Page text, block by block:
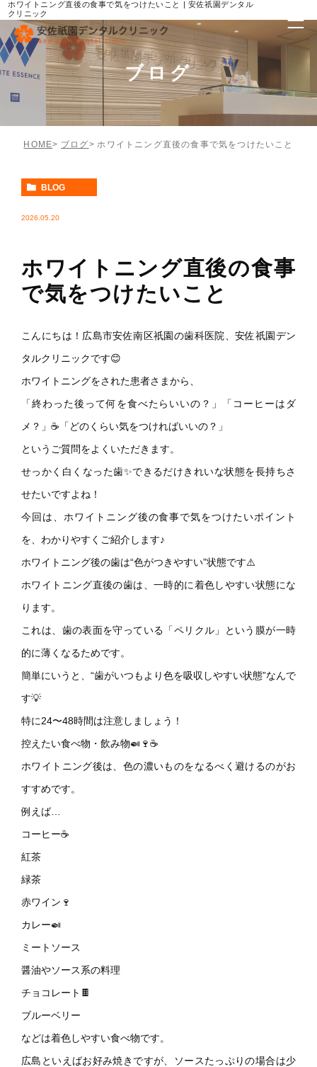
ホワイトニング直後の食事で気をつけたいこと | 安佐祇園デンタル
クリニック
ブログ
HOME ブログ ホワイトニング直後の食事で気をつけたいこと
BLOG
2026.05.20
ホワイトニング直後の食事
で気をつけたいこと
こんにちは！広島市安佐南区祇園の歯科医院、安佐祇園デン
タルクリニックです😊
ホワイトニングをされた患者さまから、
「終わった後って何を食べたらいいの？」「コーヒーはダ
メ？」☕「どのくらい気をつければいいの？」
というご質問をよくいただきます。
せっかく白くなった歯✨できるだけきれいな状態を長持ちさ
せたいですよね！
今回は、ホワイトニング後の食事で気をつけたいポイント
を、わかりやすくご紹介します♪
ホワイトニング後の歯は“色がつきやすい”状態です⚠️
ホワイトニング直後の歯は、一時的に着色しやすい状態にな
ります。
これは、歯の表面を守っている「ペリクル」という膜が一時
的に薄くなるためです。
簡単にいうと、“歯がいつもより色を吸収しやすい状態”なんで
す💡
特に24〜48時間は注意しましょう！
控えたい食べ物・飲み物🍛🍷☕
ホワイトニング後は、色の濃いものをなるべく避けるのがお
すすめです。
例えば…
コーヒー☕
紅茶
緑茶
赤ワイン🍷
カレー🍛
ミートソース
醤油やソース系の料理
チョコレート🍫
ブルーベリー
などは着色しやすい食べ物です。
広島といえばお好み焼きですが、ソースたっぷりの場合は少